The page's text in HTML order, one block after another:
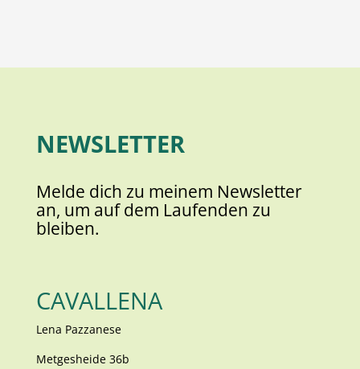
NEWSLETTER
Melde dich zu meinem Newsletter
an, um auf dem Laufenden zu
bleiben.
CAVALLENA
Lena Pazzanese
Metgesheide 36b